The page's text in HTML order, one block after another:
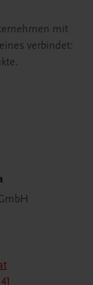
mit
verbindet: